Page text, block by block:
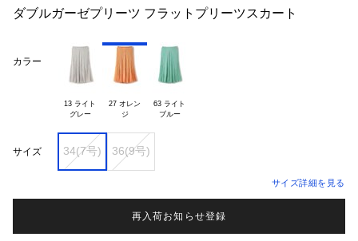
ダブルガーゼプリーツ フラットプリーツスカート
カラー
13 ライト
グレー
27 オレン
ジ
63 ライト
ブルー
サイズ 34(7号) 36(9号)
サイズ詳細を見る
再入荷お知らせ登録